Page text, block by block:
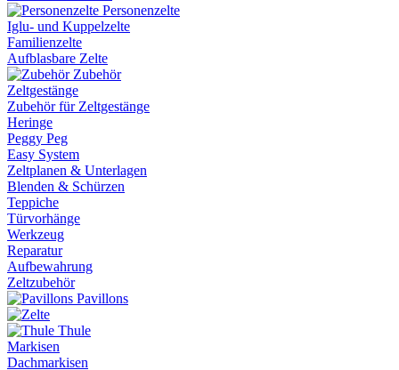
Personenzelte
Iglu- und Kuppelzelte
Familienzelte
Aufblasbare Zelte
Zubehör
Zeltgestänge
Zubehör für Zeltgestänge
Heringe
Peggy Peg
Easy System
Zeltplanen & Unterlagen
Blenden & Schürzen
Teppiche
Türvorhänge
Werkzeug
Reparatur
Aufbewahrung
Zeltzubehör
Pavillons
Thule
Markisen
Dachmarkisen